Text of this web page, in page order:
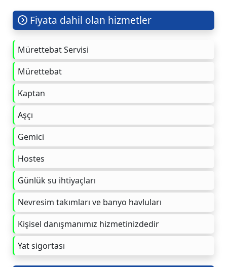
Fiyata dahil olan hizmetler
Mürettebat Servisi
Mürettebat
Kaptan
Aşçı
Gemici
Hostes
Günlük su ihtiyaçları
Nevresim takımları ve banyo havluları
Kişisel danışmanımız hizmetinizdedir
Yat sigortası